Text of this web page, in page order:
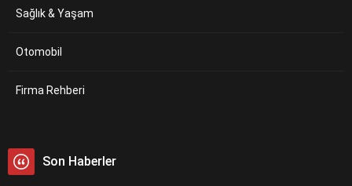
Sağlık & Yaşam
Otomobil
Firma Rehberi
Son Haberler